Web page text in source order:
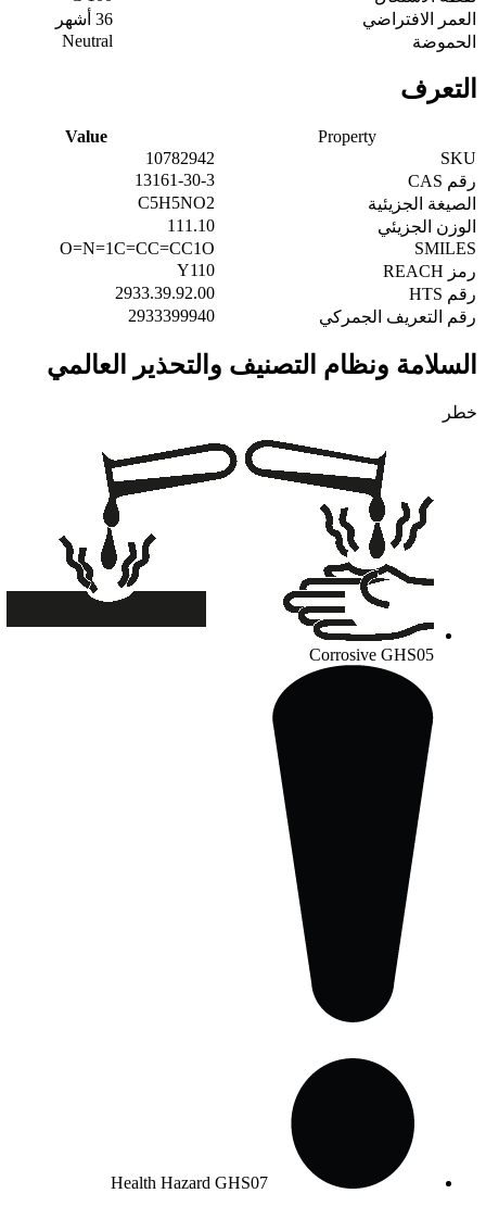
العمر الافتراضي
36 أشهر
الحموضة
Neutral
التعرف
Property
Value
SKU
10782942
رقم CAS
13161-30-3
الصيغة الجزيئية
C5H5NO2
الوزن الجزيئي
111.10
SMILES
O=N=1C=CC=CC1O
رمز REACH
Y110
رقم HTS
2933.39.92.00
رقم التعريف الجمركي
2933399940
السلامة ونظام التصنيف والتحذير العالمي
خطر
Corrosive GHS05
Health Hazard GHS07